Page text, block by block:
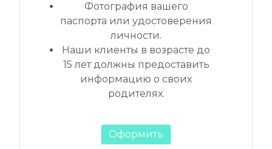
Фотография вашего
паспорта или удостоверения
личности.
Наши клиенты в возрасте до
15 лет должны предоставить
информацию о своих
родителях.
Оформить